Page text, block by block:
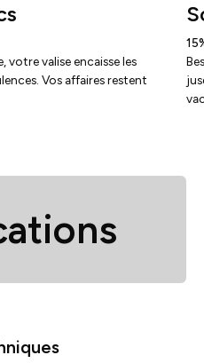
votre valise encaisse les
Vos affaires restent